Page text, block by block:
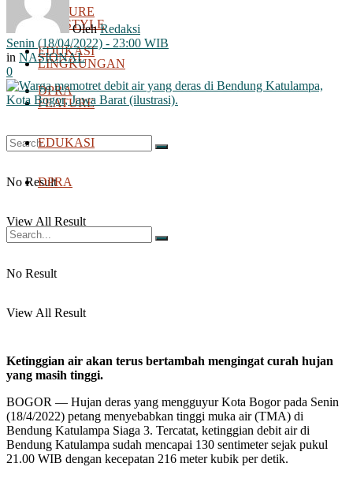
FEATURE
EDUKASI
DPRA
No Result
View All Result
LIFESTYLE
LINGKUNGAN
FEATURE
EDUKASI
DPRA
No Result
View All Result
Oleh Redaksi
Senin (18/04/2022) - 23:00 WIB
in NASIONAL
0
Ketinggian air akan terus bertambah mengingat curah hujan
yang masih tinggi.
BOGOR — Hujan deras yang mengguyur Kota Bogor pada Senin
(18/4/2022) petang menyebabkan tinggi muka air (TMA) di
Bendung Katulampa Siaga 3. Tercatat, ketinggian debit air di
Bendung Katulampa sudah mencapai 130 sentimeter sejak pukul
21.00 WIB dengan kecepatan 216 meter kubik per detik.